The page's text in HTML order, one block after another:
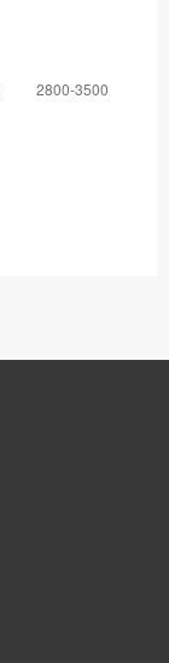
2800-3500